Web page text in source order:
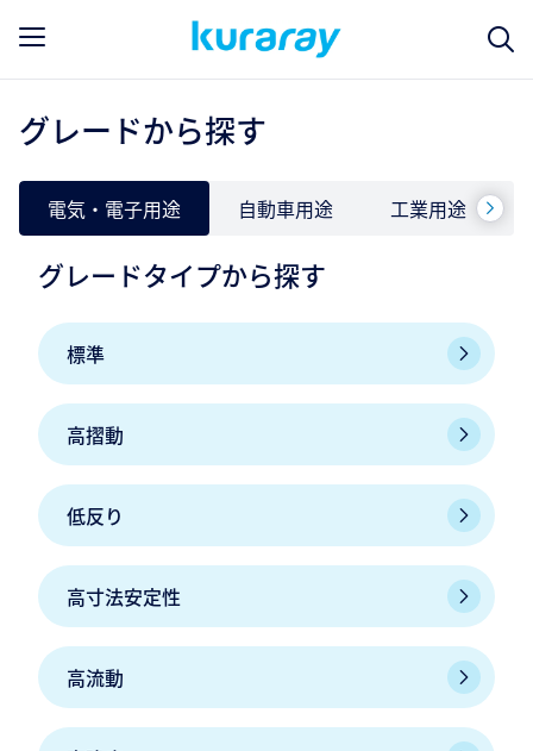
グレードから探す
電気・電子用途 自動車用途 工業用途
グレードタイプから探す
標準
高摺動
低反り
高寸法安定性
高流動